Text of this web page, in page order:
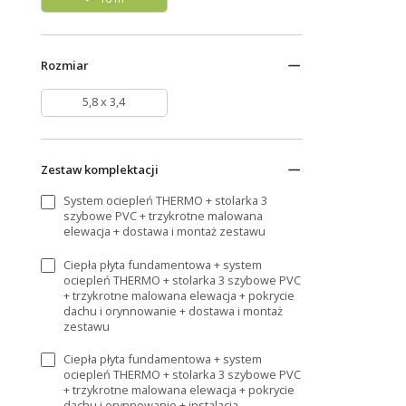
Rozmiar
5,8 x 3,4
Zestaw komplektacji
System ociepleń THERMO + stolarka 3
szybowe PVC + trzykrotne malowana
elewacja + dostawa i montaż zestawu
Ciepła płyta fundamentowa + system
ociepleń THERMO + stolarka 3 szybowe PVC
+ trzykrotne malowana elewacja + pokrycie
dachu i orynnowanie + dostawa i montaż
zestawu
Ciepła płyta fundamentowa + system
ociepleń THERMO + stolarka 3 szybowe PVC
+ trzykrotne malowana elewacja + pokrycie